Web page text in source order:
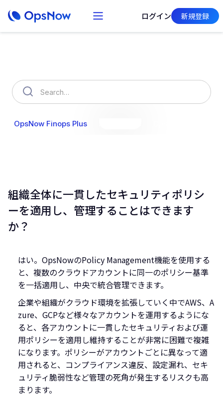
ログイン 新規登録
OpsNow Finops Plus
組織全体に一貫したセキュリティポリシ
ーを適用し、管理することはできます
か？
はい。OpsNowのPolicy Management機能を使用する
と、複数のクラウドアカウントに同一のポリシー基準
を一括適用し、中央で統合管理できます。
企業や組織がクラウド環境を拡張していく中でAWS、A
zure、GCPなど様々なアカウントを運用するようにな
ると、各アカウントに一貫したセキュリティおよび運
用ポリシーを適用し維持することが非常に困難で複雑
になります。ポリシーがアカウントごとに異なって適
用されると、コンプライアンス違反、設定漏れ、セキ
ュリティ脆弱性など管理の死角が発生するリスクも高
まります。